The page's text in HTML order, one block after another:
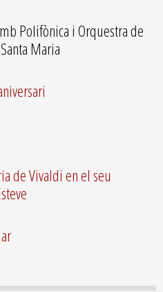
Polifònica i Orquestra de
Maria
de Vivaldi en el seu